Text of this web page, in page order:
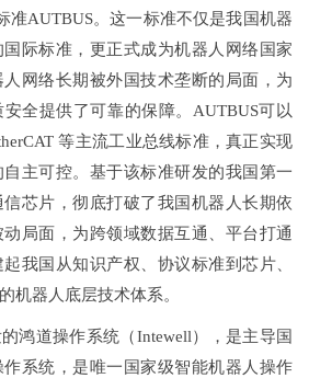
准AUTBUS。这一标准不仅是我国机器
际标准，更正式成为机器人网络国家
网络长期被外国技术垄断的局面，为
全提供了可靠的保障。AUTBUS可以
等主流工业总线标准，真正实现
主可控。基于该标准研发的我国第一
芯片，彻底打破了我国机器人长期依
局面，为跨领域数据互通、平台打通
我国从知识产权、协议标准到芯片、
机器人底层技术体系。
鸿道操作系统（Intewell），是主导国
系统，是唯一国家级智能机器人操作